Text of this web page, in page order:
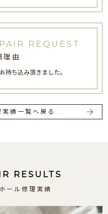
REQUEST
理由
持ち込み頂きました。
績一覧へ戻る
RESULTS
ール修理実績